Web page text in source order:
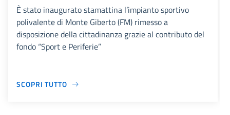
È stato inaugurato stamattina l’impianto sportivo
polivalente di Monte Giberto (FM) rimesso a
disposizione della cittadinanza grazie al contributo del
fondo “Sport e Periferie”
SCOPRI TUTTO